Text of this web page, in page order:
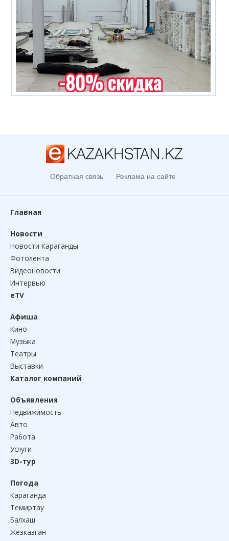
Обратная связь Реклама на сайте
Главная
Новости
Новости Караганды
Фотолента
Видеоновости
Интервью
eTV
Афиша
Кино
Музыка
Театры
Выставки
Каталог компаний
Объявления
Недвижимость
Авто
Работа
Услуги
3D-тур
Погода
Караганда
Темиртау
Балхаш
Жезказган